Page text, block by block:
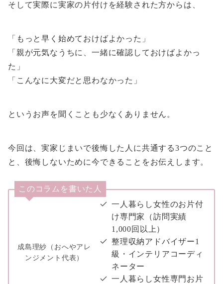
そして実際に実家の片付けを経験された方からは、
「もっと早く始めておけばよかった」
「親が元気なうちに、一緒に確認しておけばよかっ
た」
「こんなに大変だと思わなかった」
というお声を聞くことも少なくありません。
今回は、実家じまいで後悔した人に共通する3つのこと
と、後悔しないために今できることをお伝えします。
このコラムを書いた人
成島理紗（おへやアレ
ンジメント代表）
一人暮らし女性のお片付
け専門家（訪問実績
1,000回以上）
整理収納アドバイザー1
級・インテリアコーディ
ネーター
一人暮らし女性専門お片